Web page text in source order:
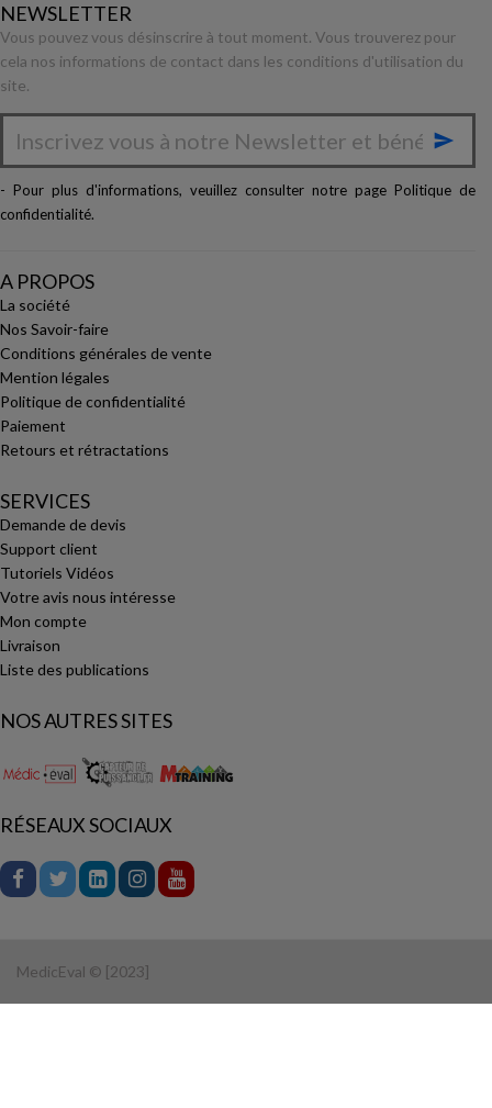
NEWSLETTER
Vous pouvez vous désinscrire à tout moment. Vous trouverez pour
cela nos informations de contact dans les conditions d'utilisation du
site.

- Pour plus d'informations, veuillez consulter notre page Politique de
confidentialité.
A PROPOS
La société
Nos Savoir-faire
Conditions générales de vente
Mention légales
Politique de confidentialité
Paiement
Retours et rétractations
SERVICES
Demande de devis
Support client
Tutoriels Vidéos
Votre avis nous intéresse
Mon compte
Livraison
Liste des publications
NOS AUTRES SITES
RÉSEAUX SOCIAUX
MedicEval © [2023]